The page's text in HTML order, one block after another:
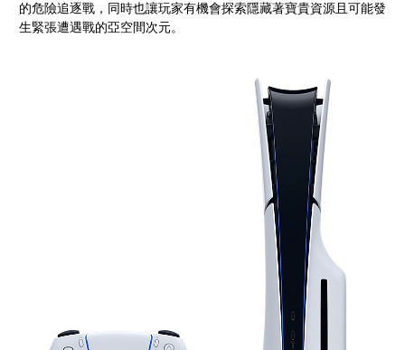
的危險追逐戰，同時也讓玩家有機會探索隱藏著寶貴資源且可能發
生緊張遭遇戰的亞空間次元。